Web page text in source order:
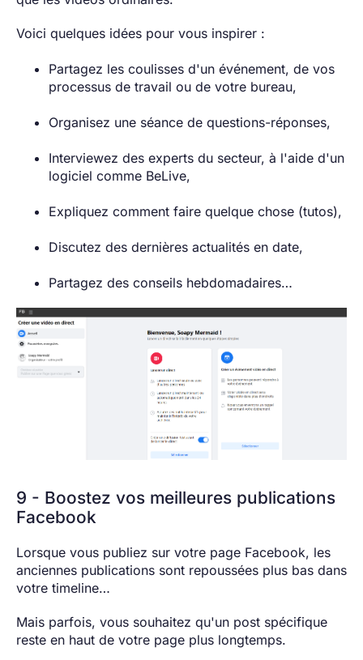
Voici quelques idées pour vous inspirer :
Partagez les coulisses d'un événement, de vos
processus de travail ou de votre bureau,
Organisez une séance de questions-réponses,
Interviewez des experts du secteur, à l'aide d'un
logiciel comme BeLive,
Expliquez comment faire quelque chose (tutos),
Discutez des dernières actualités en date,
Partagez des conseils hebdomadaires…
9 - Boostez vos meilleures publications
Facebook
Lorsque vous publiez sur votre page Facebook, les
anciennes publications sont repoussées plus bas dans
votre timeline…
Mais parfois, vous souhaitez qu'un post spécifique
reste en haut de votre page plus longtemps.